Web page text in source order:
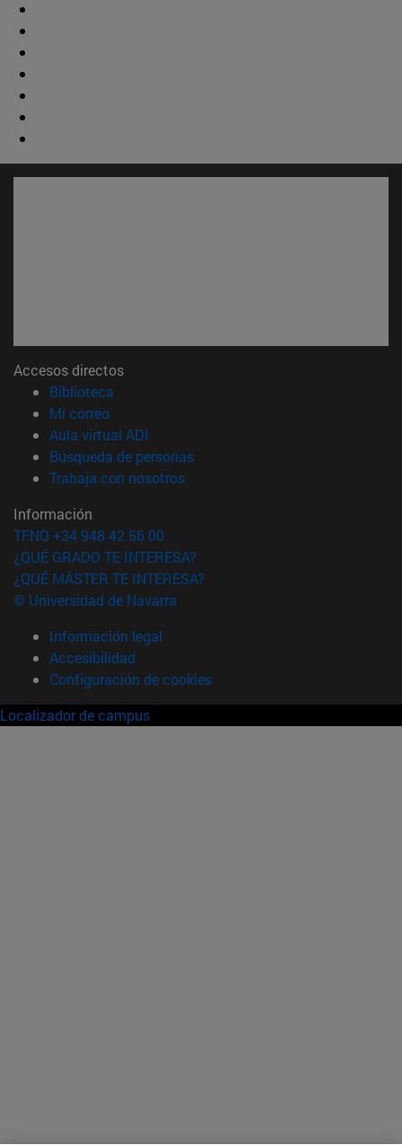
Accesos directos
Biblioteca
Mi correo(abre en nueva ventana)
Aula virtual ADI
Búsqueda de personas(abre en nueva ventana)
Trabaja con nosotros(abre en nueva ventana)
Información
TFNO +34 948 42 56 00
¿QUÉ GRADO TE INTERESA?
¿QUÉ MÁSTER TE INTERESA?
© Universidad de Navarra
Información legal
Accesibilidad
Configuración de cookies
Localizador de campus